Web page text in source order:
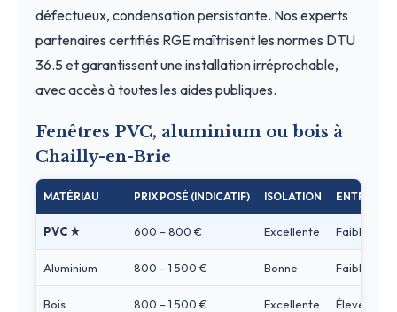
défectueux, condensation persistante. Nos experts
partenaires certifiés RGE maîtrisent les normes DTU
36.5 et garantissent une installation irréprochable,
avec accès à toutes les aides publiques.
Fenêtres PVC, aluminium ou bois à
Chailly-en-Brie
MATÉRIAU PRIX POSÉ (INDICATIF) ISOLATION ENTRETIEN
PVC ★ 600 – 800 € Excellente Faible
Aluminium 800 – 1 500 € Bonne Faible
Bois 800 – 1 500 € Excellente Élevé